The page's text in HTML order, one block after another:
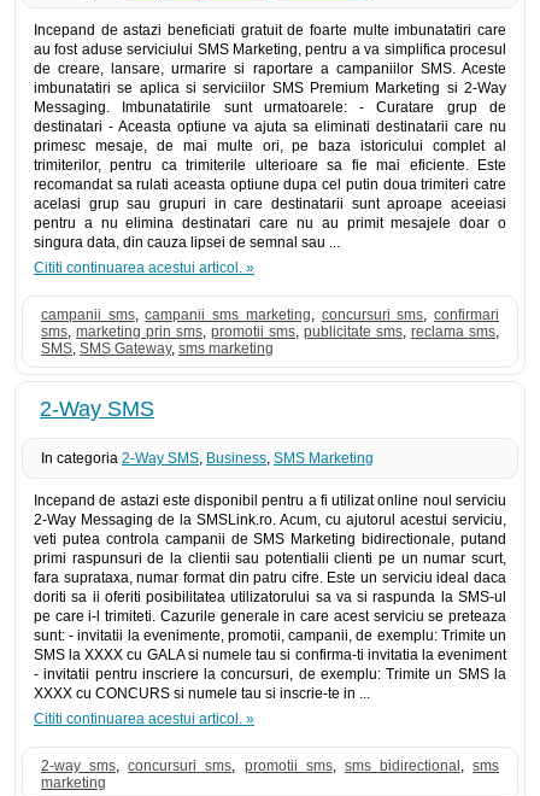
Incepand de astazi beneficiati gratuit de foarte multe imbunatatiri care
au fost aduse serviciului SMS Marketing, pentru a va simplifica procesul
de creare, lansare, urmarire si raportare a campaniilor SMS. Aceste
imbunatatiri se aplica si serviciilor SMS Premium Marketing si 2-Way
Messaging. Imbunatatirile sunt urmatoarele: - Curatare grup de
destinatari - Aceasta optiune va ajuta sa eliminati destinatarii care nu
primesc mesaje, de mai multe ori, pe baza istoricului complet al
trimiterilor, pentru ca trimiterile ulterioare sa fie mai eficiente. Este
recomandat sa rulati aceasta optiune dupa cel putin doua trimiteri catre
acelasi grup sau grupuri in care destinatarii sunt aproape aceeiasi
pentru a nu elimina destinatari care nu au primit mesajele doar o
singura data, din cauza lipsei de semnal sau ...
Cititi continuarea acestui articol. »
campanii sms,campanii sms marketing, concursuri sms,confirmari
sms, marketing prin sms, promotii sms, publicitate sms, reclama sms,
SMS, SMS Gateway, sms marketing
2-Way SMS
In categoria 2-Way SMS, Business, SMS Marketing
Incepand de astazi este disponibil pentru a fi utilizat online noul serviciu
2-Way Messaging de la SMSLink.ro. Acum, cu ajutorul acestui serviciu,
veti putea controla campanii de SMS Marketing bidirectionale, putand
primi raspunsuri de la clientii sau potentialii clienti pe un numar scurt,
fara suprataxa, numar format din patru cifre. Este un serviciu ideal daca
doriti sa ii oferiti posibilitatea utilizatorului sa va si raspunda la SMS-ul
pe care i-l trimiteti. Cazurile generale in care acest serviciu se preteaza
sunt: - invitatii la evenimente, promotii, campanii, de exemplu: Trimite un
SMS la XXXX cu GALA si numele tau si confirma-ti invitatia la eveniment
- invitatii pentru inscriere la concursuri, de exemplu: Trimite un SMS la
XXXX cu CONCURS si numele tau si inscrie-te in ...
Cititi continuarea acestui articol. »
2-way sms,concursuri sms, promotii sms, sms bidirectional , sms
marketing